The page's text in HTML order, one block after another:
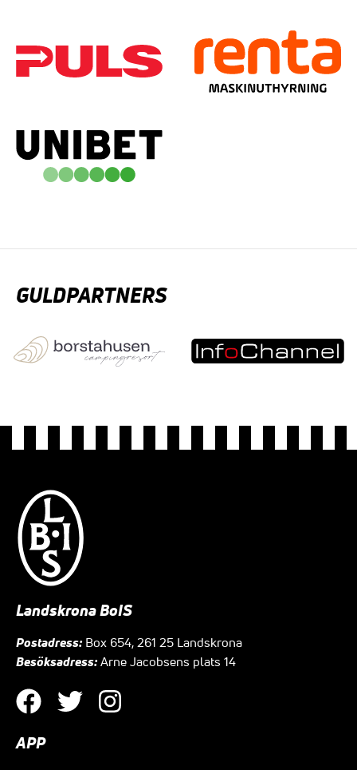
GULDPARTNERS
Landskrona BoIS
Postadress: Box 654, 261 25 Landskrona
Besöksadress: Arne Jacobsens plats 14
APP